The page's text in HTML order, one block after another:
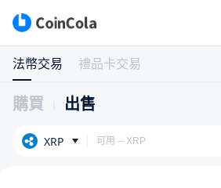
法幣交易 禮品卡交易
購買 出售
XRP